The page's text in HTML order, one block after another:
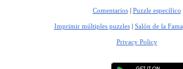
Comentarios| Puzzle específico
Imprimir múltiples puzzles| Salón de la Fama
Privacy Policy